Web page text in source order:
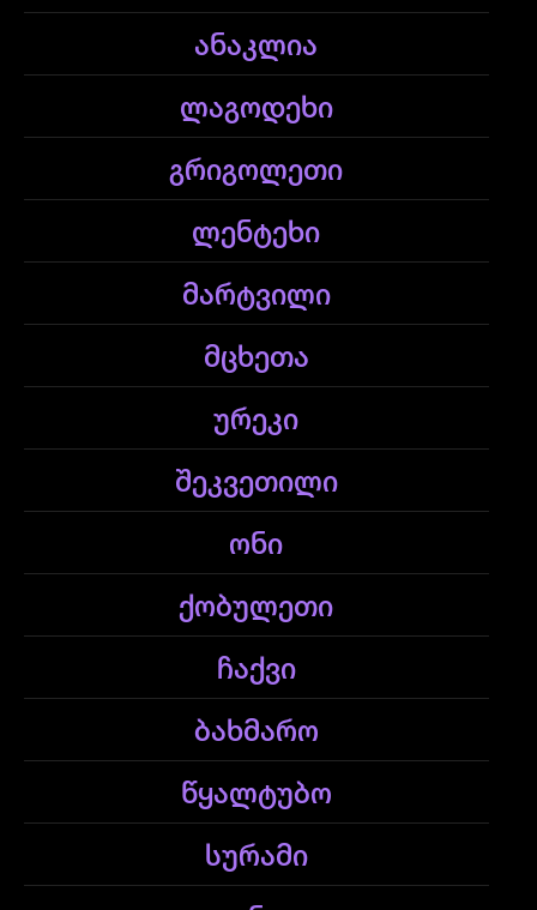
ანაკლია
ლაგოდეხი
გრიგოლეთი
ლენტეხი
მარტვილი
მცხეთა
ურეკი
შეკვეთილი
ონი
ქობულეთი
ჩაქვი
ბახმარო
წყალტუბო
სურამი